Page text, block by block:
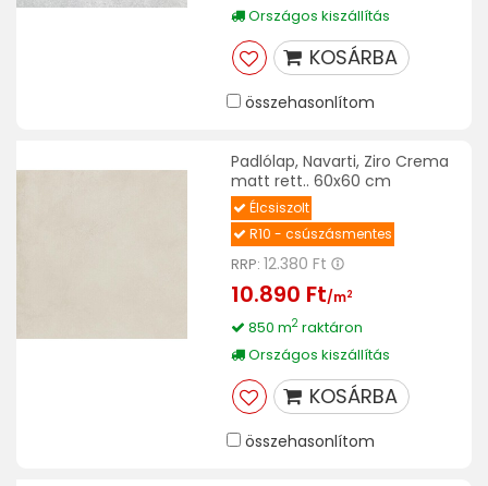
Országos kiszállítás
KOSÁRBA
összehasonlítom
Padlólap, Navarti, Ziro Crema
matt rett.. 60x60 cm
Élcsiszolt
R10 - csúszásmentes
RRP: 12.380 Ft
10.890 Ft/m2
850 m2raktáron
Országos kiszállítás
KOSÁRBA
összehasonlítom